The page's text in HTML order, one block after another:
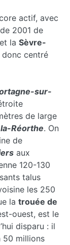
actif, avec
2001 de
la Sèvre-
donc centré
sur-
de large
Réorthe. On
de
aux
120-130
talus
les 250
la trouée de
ouest, est le
disparu : il
50 millions